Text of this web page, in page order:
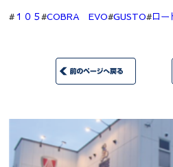
# １０５#COBRA EVO#GUSTO#ロー